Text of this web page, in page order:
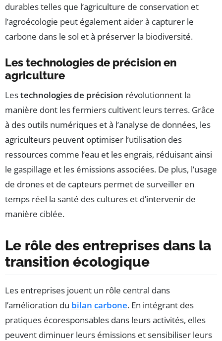
durables telles que l’agriculture de conservation et
l’agroécologie peut également aider à capturer le
carbone dans le sol et à préserver la biodiversité.
Les technologies de précision en
agriculture
Lestechnologies de précision révolutionnent la
manière dont les fermiers cultivent leurs terres. Grâce
à des outils numériques et à l’analyse de données, les
agriculteurs peuvent optimiser l’utilisation des
ressources comme l’eau et les engrais, réduisant ainsi
le gaspillage et les émissions associées. De plus, l’usage
de drones et de capteurs permet de surveiller en
temps réel la santé des cultures et d’intervenir de
manière ciblée.
Le rôle des entreprises dans la
transition écologique
Les entreprises jouent un rôle central dans
l’amélioration du bilan carbone. En intégrant des
pratiques écoresponsables dans leurs activités, elles
peuvent diminuer leurs émissions et sensibiliser leurs